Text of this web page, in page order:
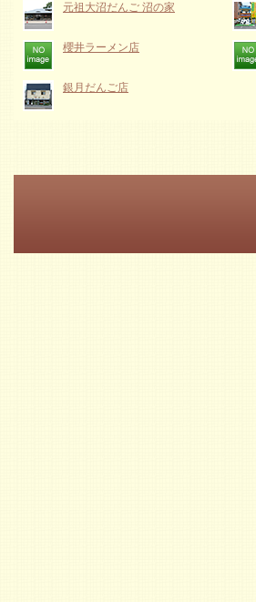
元祖大沼だんご 沼の家
櫻井ラーメン店
銀月だんご店